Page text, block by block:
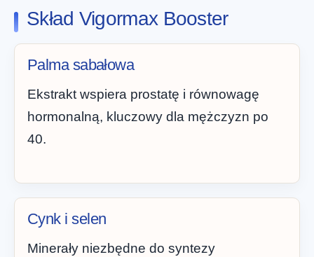
Skład Vigormax Booster
Palma sabałowa
Ekstrakt wspiera prostatę i równowagę
hormonalną, kluczowy dla mężczyzn po
40.
Cynk i selen
Minerały niezbędne do syntezy